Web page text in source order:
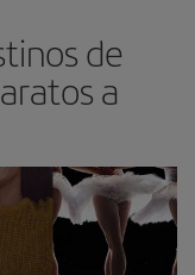
de
a